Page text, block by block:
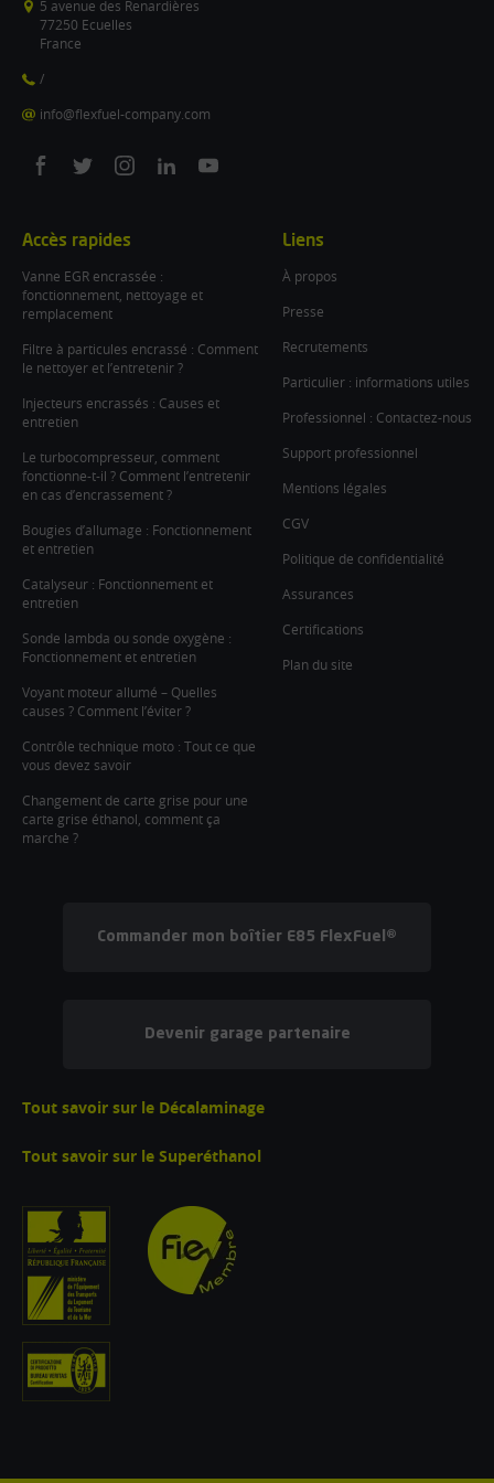
5 avenue des Renardières
77250 Ecuelles
France
/
info@flexfuel-company.com
On
On
On
On
On
Accès rapides
Vanne EGR encrassée :
fonctionnement, nettoyage et
remplacement
Filtre à particules encrassé : Comment
le nettoyer et l’entretenir ?
Injecteurs encrassés : Causes et
entretien
Le turbocompresseur, comment
fonctionne-t-il ? Comment l’entretenir
en cas d’encrassement ?
Bougies d’allumage : Fonctionnement
et entretien
Catalyseur : Fonctionnement et
entretien
Sonde lambda ou sonde oxygène :
Fonctionnement et entretien
Voyant moteur allumé – Quelles
causes ? Comment l’éviter ?
Contrôle technique moto : Tout ce que
vous devez savoir
Changement de carte grise pour une
carte grise éthanol, comment ça
marche ?
Liens
À propos
Presse
Recrutements
Particulier : informations utiles
Professionnel : Contactez-nous
Support professionnel
Mentions légales
CGV
Politique de confidentialité
Assurances
Certifications
Plan du site
Commander mon boîtier E85 FlexFuel®
Devenir garage partenaire
Tout savoir sur le Décalaminage
Tout savoir sur le Superéthanol